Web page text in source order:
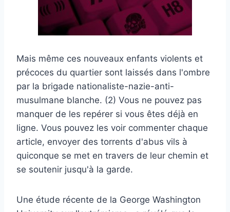
Mais même ces nouveaux enfants violents et
précoces du quartier sont laissés dans l'ombre
par la brigade nationaliste-nazie-anti-
musulmane blanche. (2) Vous ne pouvez pas
manquer de les repérer si vous êtes déjà en
ligne. Vous pouvez les voir commenter chaque
article, envoyer des torrents d'abus vils à
quiconque se met en travers de leur chemin et
se soutenir jusqu'à la garde.
Une étude récente de la George Washington